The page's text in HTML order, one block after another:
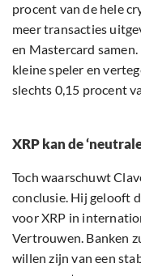
procent van de hele
meer transacties
en Mastercard
kleine speler en
slechts 0,15 procent
XRP kan de
Toch waarschuwt
conclusie. Hij gelooft
voor XRP in
Vertrouwen. Banken
willen zijn van een